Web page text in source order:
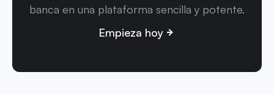
banca en una plataforma sencilla y potente.
Empieza hoy